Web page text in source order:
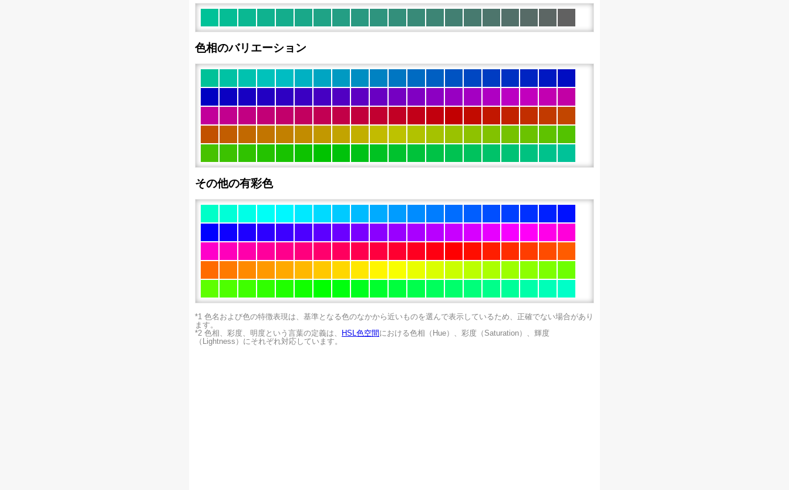
色相のバリエーション
その他の有彩色
*1 色名および色の特徴表現は、基準となる色のなかから近いものを選んで表示しているため、正確でない場合があり
ます。
*2 色相、彩度、明度という言葉の定義は、
HSL色空間 における色相（Hue）、彩度（Saturation）、輝度
（Lightness）にそれぞれ対応しています。